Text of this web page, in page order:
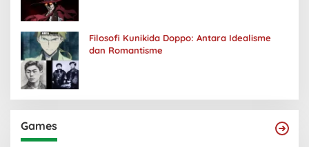
Filosofi Kunikida Doppo: Antara Idealisme
dan Romantisme
Games